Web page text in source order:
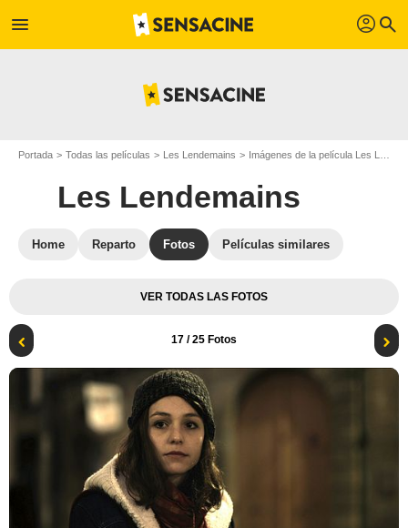
menu profil search
Portada Todas las películas Les Lendemains Imágenes de la película Les Lendemains
Les Lendemains
Home Reparto Fotos Películas similares
VER TODAS LAS FOTOS
17 / 25 Fotos